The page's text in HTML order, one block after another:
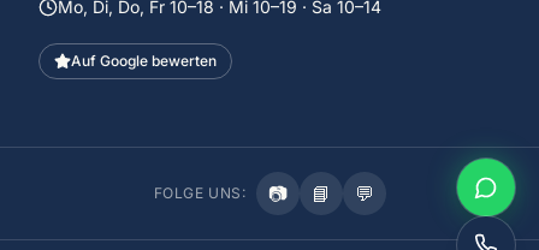
Mo, Di, Do, Fr 10–18 · Mi 10–19 · Sa 10–14
Auf Google bewerten
FOLGE UNS: 📷 📘 💬